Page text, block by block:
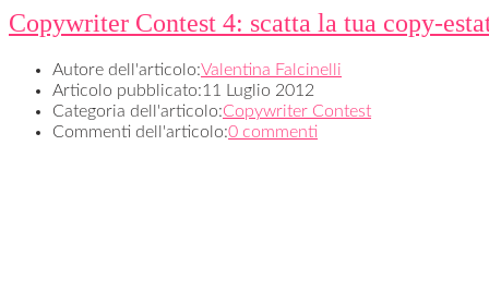
Copywriter Contest 4: scatta la tua copy-
Autore dell'articolo:Valentina Falcinelli
Articolo pubblicato:11 Luglio 2012
Categoria dell'articolo:Copywriter Contest
Commenti dell'articolo:0 commenti